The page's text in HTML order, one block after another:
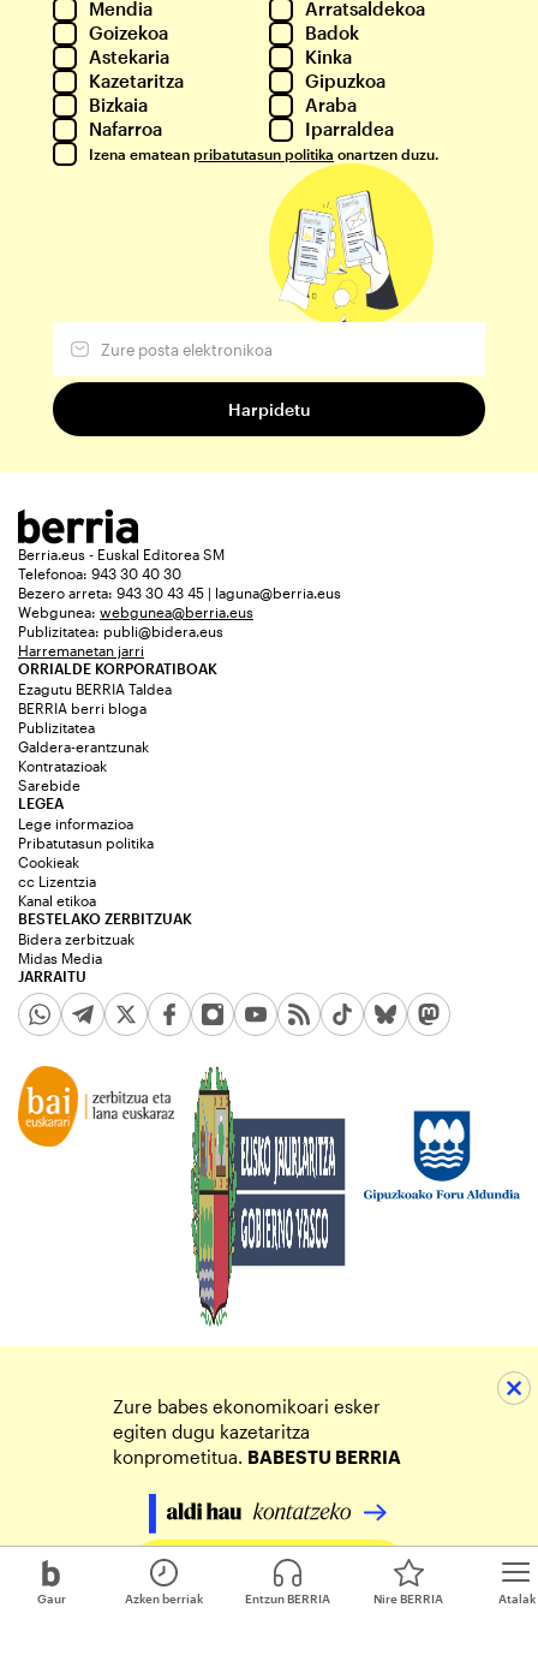
Gaur Atalak
Azken berriak Entzun BERRIA Nire BERRIA
Mendia
Arratsaldekoa
Goizekoa
Badok
Astekaria
Kinka
Kazetaritza
Gipuzkoa
Bizkaia
Araba
Nafarroa
Iparraldea
Izena ematean pribatutasun politika onartzen duzu.
Berria.eus - Euskal Editorea SM
Telefonoa: 943 30 40 30
Bezero arreta: 943 30 43 45 | laguna@berria.eus
Webgunea: webgunea@berria.eus
Publizitatea: publi@bidera.eus
Harremanetan jarri
ORRIALDE KORPORATIBOAK
Ezagutu BERRIA Taldea
BERRIA berri bloga
Publizitatea
Galdera-erantzunak
Kontratazioak
Sarebide
JARRAITU
LEGEA
Lege informazioa
Pribatutasun politika
Cookieak
cc Lizentzia
Kanal etikoa
BESTELAKO ZERBITZUAK
Bidera zerbitzuak
Midas Media
Zure babes ekonomikoari esker
egiten dugu kazetaritza
konprometitua. BABESTU BERRIA
Egin zure ekarpena